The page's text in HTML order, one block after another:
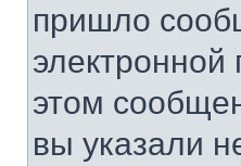
пришло
электронной
этом
вы указали